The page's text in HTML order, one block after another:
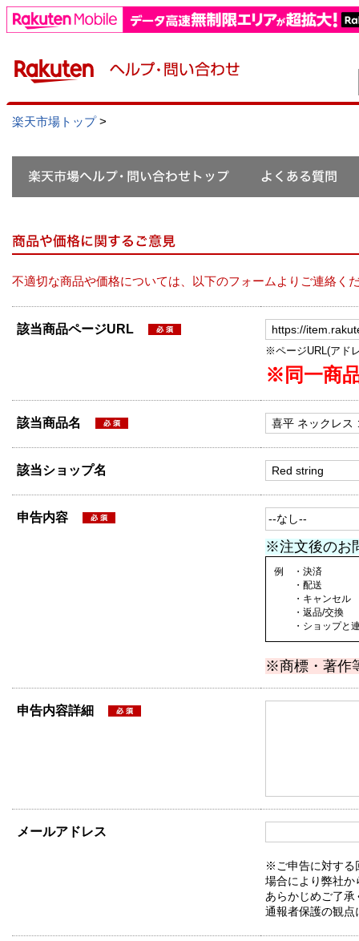
楽天市場トップ>
不適切な商品や価格については、以下のフォームよりご連絡く
該当商品ページURL
※ページURL(アド
※同一商
該当商品名
該当ショップ名
申告内容
※注文後のお
例 ・決済
・配送
・キャンセル
・返品/交換
・ショップと連
※商標・著作
申告内容詳細
メールアドレス
※ご申告に対する
場合により弊社か
あらかじめご了承
通報者保護の観点